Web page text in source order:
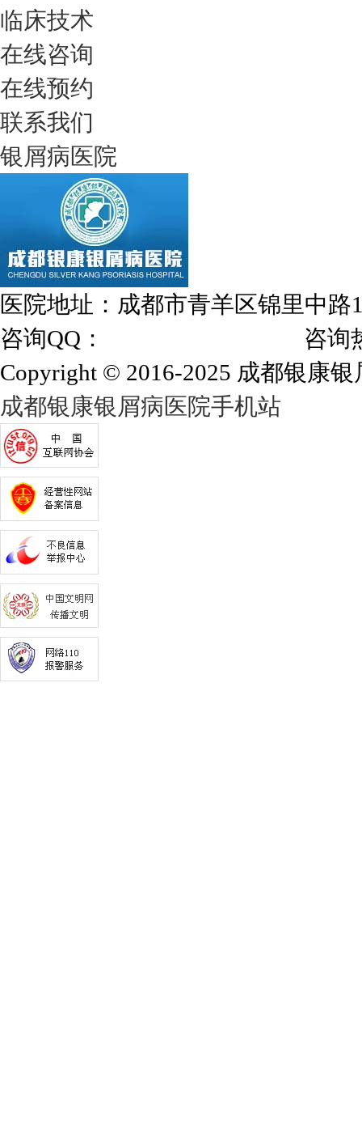
临床技术
在线咨询
在线预约
联系我们
银屑病医院
医院地址：成都市青羊区锦里中
咨询QQ：
咨询热线
Copyright © 2016-2025 成都银康银
成都银康银屑病医院手机站